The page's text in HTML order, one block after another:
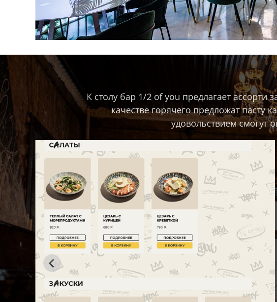
К столу бар 1/2 of you предлагает ассорти
качестве горячего предложат пасту
удовольствием смогут